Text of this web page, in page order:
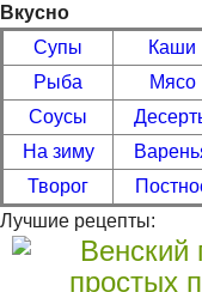
Вкусно
Супы
Каши
Рыба
Мясо
Соусы
На зиму
Творог
Лучшие рецепты: